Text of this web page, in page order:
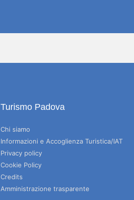
Turismo Padova
Chi siamo
Informazioni e Accoglienza Turistica/IAT
Privacy policy
Cookie Policy
Credits
Amministrazione trasparente